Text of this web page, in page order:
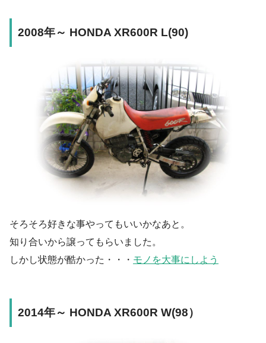
2008年～ HONDA XR600R L(90)
そろそろ好きな事やってもいいかなあと。
知り合いから譲ってもらいました。
しかし状態が酷かった・・・ モノを大事にしよう
2014年～ HONDA XR600R W(98）